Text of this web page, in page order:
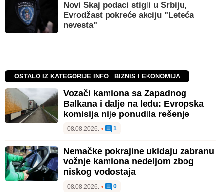
Novi Skaj podaci stigli u Srbiju,
Evrodžast pokreće akciju "Leteća
nevesta"
OSTALO IZ KATEGORIJE INFO - BIZNIS I EKONOMIJA
Vozači kamiona sa Zapadnog
Balkana i dalje na ledu: Evropska
komisija nije ponudila rešenje
08.08.2026. • 1
Nemačke pokrajine ukidaju zabranu
vožnje kamiona nedeljom zbog
niskog vodostaja
08.08.2026. • 0